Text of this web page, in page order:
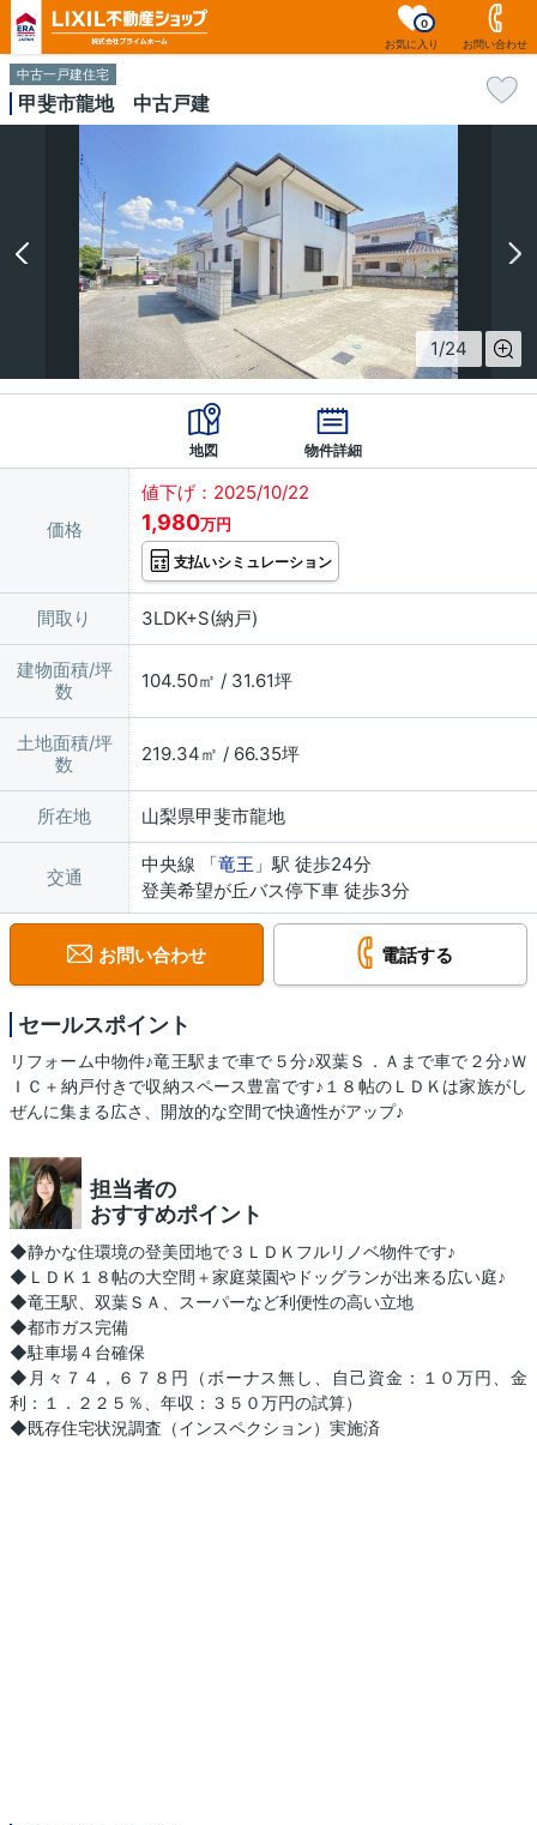
お気に入り
0
お問い合わせ
中古一戸建住宅
甲斐市龍地 中古戸建
1/24
地図 物件詳細
価格
値下げ：2025/10/22
1,980万円
支払いシミュレーション
間取り 3LDK+S(納戸)
建物面積/坪
数
104.50㎡ / 31.61坪
土地面積/坪
数
219.34㎡ / 66.35坪
所在地 山梨県甲斐市龍地
交通
中央線 「竜王 」駅 徒歩24分
登美希望が丘バス停下車 徒歩3分
お問い合わせ 電話する
セールスポイント
リフォーム中物件♪竜王駅まで車で５分♪双葉Ｓ．Ａまで車で２分♪Ｗ
ＩＣ＋納戸付きで収納スペース豊富です♪１８帖のＬＤＫは家族がし
ぜんに集まる広さ、開放的な空間で快適性がアップ♪
担当者の
おすすめポイント
◆静かな住環境の登美団地で３ＬＤＫフルリノベ物件です♪
◆ＬＤＫ１８帖の大空間＋家庭菜園やドッグランが出来る広い庭♪
◆竜王駅、双葉ＳＡ、スーパーなど利便性の高い立地
◆都市ガス完備
◆駐車場４台確保
◆月々７４，６７８円（ボーナス無し、自己資金：１０万円、金
利：１．２２５％、年収：３５０万円の試算）
◆既存住宅状況調査（インスペクション）実施済